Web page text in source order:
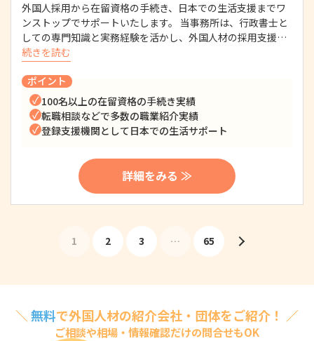
外国人採用から在留資格の手続き、日本での生活支援までワ
ンストップでサポートいたします。 当事務所は、行政書士と
しての専門知識と実務経験を活かし、外国人材の採用支援…
続きを読む
ポイント
100名以上の在留資格の手続き実績
転職相談などで多数の職業紹介実績
登録支援機関として日本での生活サポート
詳細をみる ≫
1 2 3 … 65
＼ 無料で外国人材の紹介会社・団体をご紹介！ ／
ご相談や相場・情報確認だけの問合せもOK